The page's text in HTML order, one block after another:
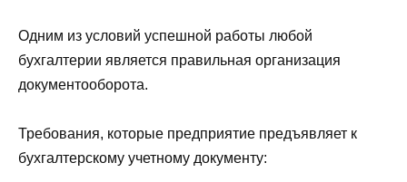
Одним из условий успешной работы любой
бухгалтерии является правильная организация
документооборота.
Требования, которые предприятие предъявляет к
бухгалтерскому учетному документу: